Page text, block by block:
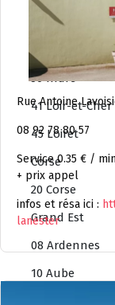
18 Cher
28 Eure-et-
36 Indre
41 Loir-et-Cher
45 Loiret
Corse
20 Corse
Grand Est
08 Ardennes
10 Aube
Rue Antoine
08 92 78 80 57
Service 0.35 € / min
+ prix appel
infos et résa ici :
lanester